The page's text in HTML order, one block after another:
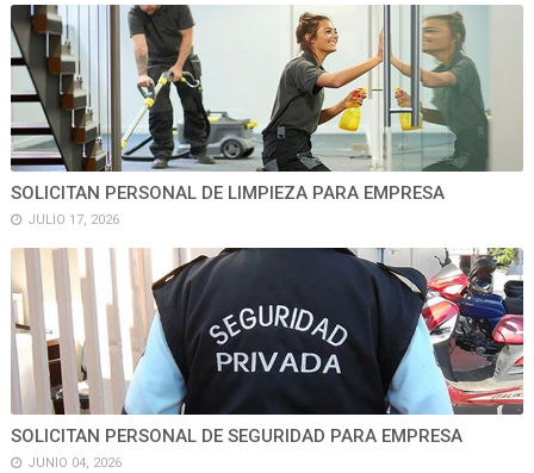
SOLICITAN PERSONAL DE LIMPIEZA PARA EMPRESA
JULIO 17, 2026
SOLICITAN PERSONAL DE SEGURIDAD PARA EMPRESA
JUNIO 04, 2026